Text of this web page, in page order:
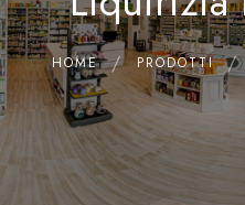
Olii
HOME PRODOTTI